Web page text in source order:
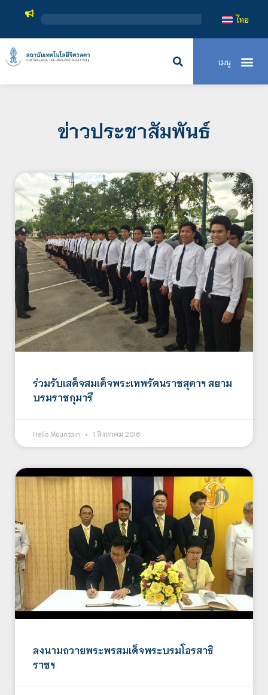
สถาบันเทคโน
ไทย
ข่าวประชาสัมพันธ์
ร่วมรับเสด็จสมเด็จพระเทพรัตนราชสุดาฯ สยาม
บรมราชกุมารี
Hello Mountain 1 สิงหาคม 2016
ลงนามถวายพระพรสมเด็จพระบรมโอรสาธิ
ราชฯ